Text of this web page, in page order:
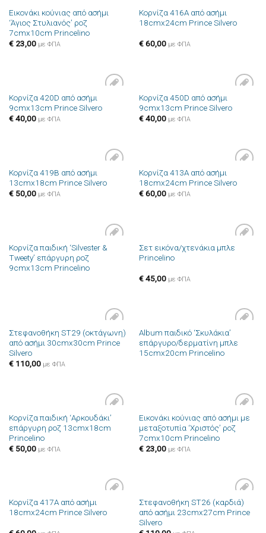
Εικονάκι κούνιας από ασήμι
‘Άγιος Στυλιανός’ ροζ
7cmx10cm Princelino
€23,00 με ΦΠΑ
Κορνίζα 416A από ασήμι
18cmx24cm Prince Silvero
€60,00 με ΦΠΑ
Πρόσθήκη
στην λίστα
Κορνίζα 420D από ασήμι
9cmx13cm Prince Silvero
€40,00 με ΦΠΑ
Πρόσθήκη
στην λίστα
Κορνίζα 450D από ασήμι
9cmx13cm Prince Silvero
€40,00 με ΦΠΑ
Πρόσθήκη
στην λίστα
Κορνίζα 419B από ασήμι
13cmx18cm Prince Silvero
€50,00 με ΦΠΑ
Πρόσθήκη
στην λίστα
Κορνίζα 413A από ασήμι
18cmx24cm Prince Silvero
€60,00 με ΦΠΑ
Πρόσθήκη
στην λίστα
επιθυμιών
Κορνίζα παιδική ‘Silvester &
Tweety’ επάργυρη ροζ
9cmx13cm Princelino
Πρόσθήκη
Σετ εικόνα/χτενάκια μπλε
Princelino
€45,00 με ΦΠΑ
Πρόσθήκη
στην λίστα
Στεφανοθήκη ST29 (οκτάγωνη)
από ασήμι 30cmx30cm Prince
Silvero
€110,00 με ΦΠΑ
Πρόσθήκη
στην λίστα
επιθυμιών
Album παιδικό ‘Σκυλάκια’
επάργυρο/δερματίνη μπλε
15cmx20cm Princelino
Πρόσθήκη
στην λίστα
Κορνίζα παιδική ‘Αρκουδάκι’
επάργυρη ροζ 13cmx18cm
Princelino
€50,00 με ΦΠΑ
Πρόσθήκη
στην λίστα
επιθυμιών
Εικονάκι κούνιας από ασήμι με
μεταξοτυπία ‘Χριστός’ ροζ
7cmx10cm Princelino
€23,00 με ΦΠΑ
Πρόσθήκη
στην λίστα
Κορνίζα 417A από ασήμι
18cmx24cm Prince Silvero
Πρόσθήκη
στην λίστα
Στεφανοθήκη ST26 (καρδιά)
από ασήμι 23cmx27cm Prince
Silvero